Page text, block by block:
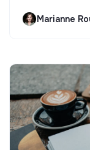
Marianne